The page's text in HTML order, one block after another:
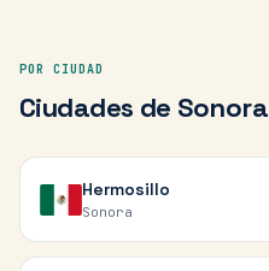
POR CIUDAD
Ciudades de Sonora
Hermosillo
Sonora